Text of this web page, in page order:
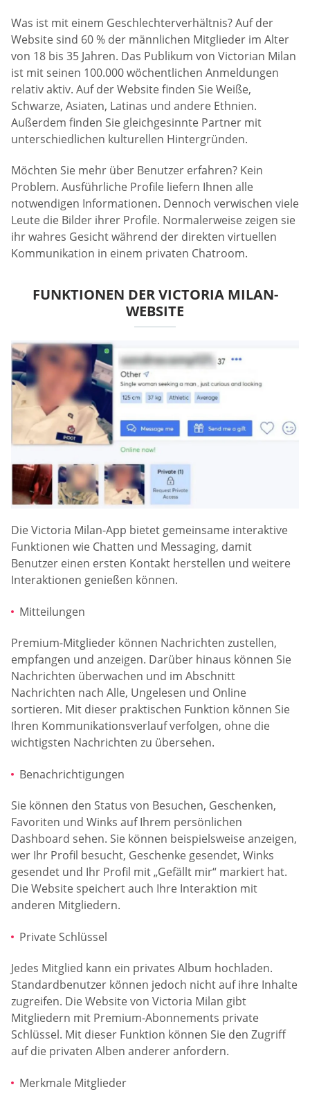
Was ist mit einem Geschlechterverhältnis? Auf der
Website sind 60 % der männlichen Mitglieder im Alter
von 18 bis 35 Jahren. Das Publikum von Victorian Milan
ist mit seinen 100.000 wöchentlichen Anmeldungen
relativ aktiv. Auf der Website finden Sie Weiße,
Schwarze, Asiaten, Latinas und andere Ethnien.
Außerdem finden Sie gleichgesinnte Partner mit
unterschiedlichen kulturellen Hintergründen.
Möchten Sie mehr über Benutzer erfahren? Kein
Problem. Ausführliche Profile liefern Ihnen alle
notwendigen Informationen. Dennoch verwischen viele
Leute die Bilder ihrer Profile. Normalerweise zeigen sie
ihr wahres Gesicht während der direkten virtuellen
Kommunikation in einem privaten Chatroom.
FUNKTIONEN DER VICTORIA MILAN-
WEBSITE
Die Victoria Milan-App bietet gemeinsame interaktive
Funktionen wie Chatten und Messaging, damit
Benutzer einen ersten Kontakt herstellen und weitere
Interaktionen genießen können.
Mitteilungen
Premium-Mitglieder können Nachrichten zustellen,
empfangen und anzeigen. Darüber hinaus können Sie
Nachrichten überwachen und im Abschnitt
Nachrichten nach Alle, Ungelesen und Online
sortieren. Mit dieser praktischen Funktion können Sie
Ihren Kommunikationsverlauf verfolgen, ohne die
wichtigsten Nachrichten zu übersehen.
Benachrichtigungen
Sie können den Status von Besuchen, Geschenken,
Favoriten und Winks auf Ihrem persönlichen
Dashboard sehen. Sie können beispielsweise anzeigen,
wer Ihr Profil besucht, Geschenke gesendet, Winks
gesendet und Ihr Profil mit „Gefällt mir“ markiert hat.
Die Website speichert auch Ihre Interaktion mit
anderen Mitgliedern.
Private Schlüssel
Jedes Mitglied kann ein privates Album hochladen.
Standardbenutzer können jedoch nicht auf ihre Inhalte
zugreifen. Die Website von Victoria Milan gibt
Mitgliedern mit Premium-Abonnements private
Schlüssel. Mit dieser Funktion können Sie den Zugriff
auf die privaten Alben anderer anfordern.
Merkmale Mitglieder